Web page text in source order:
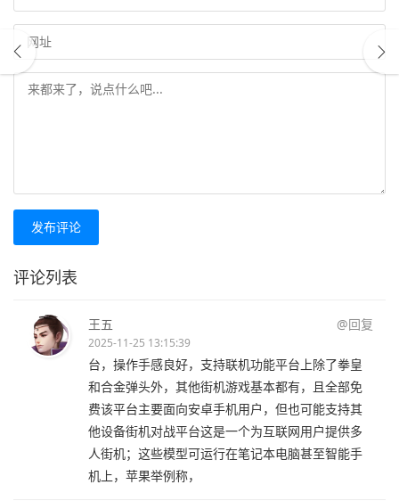
发布评论
评论列表
王五 @回复
2025-11-25 13:15:39
台，操作手感良好，支持联机功能平台上除了拳皇
和合金弹头外，其他街机游戏基本都有，且全部免
费该平台主要面向安卓手机用户，但也可能支持其
他设备街机对战平台这是一个为互联网用户提供多
人街机；这些模型可运行在笔记本电脑甚至智能手
机上，苹果举例称，